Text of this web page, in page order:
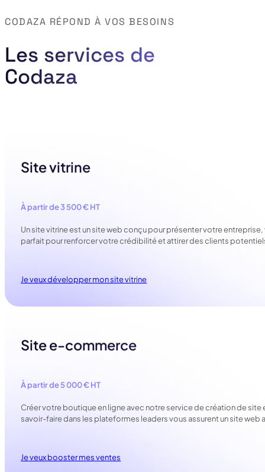
Les services de
Codaza
CODAZA RÉPOND À VOS BESOINS
Site vitrine
À partir de 3 500 € HT
Un site vitrine est un site web conçu pour présenter votre
parfait pour renforcer votre crédibilité et attirer des clients
Je veux développer mon site vitrine
Site e-commerce
À partir de 5 000 € HT
Créer votre boutique en ligne avec notre service de création de
savoir-faire dans les plateformes leaders vous assurent un site
Je veux booster mes ventes